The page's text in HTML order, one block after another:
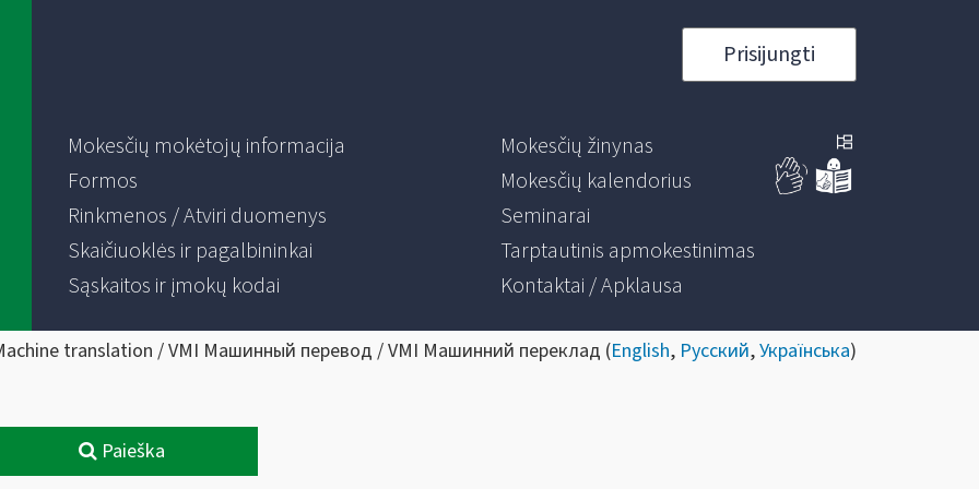
Prisijungti
Mokesčių mokėtojų informacija
Formos
Rinkmenos / Atviri duomenys
Skaičiuoklės ir pagalbininkai
Sąskaitos ir įmokų kodai
Mokesčių žinynas
Mokesčių kalendorius
Seminarai
Tarptautinis apmokestinimas
Kontaktai / Apklausa
translation / VMI Машинный перевод / VMI Машинний переклад (English, Русский,Українська)
Paieška